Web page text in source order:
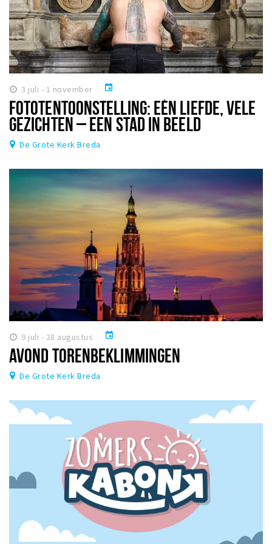
3 juli - 1 november event
FOTOTENTOONSTELLING: EÉN LIEFDE, VELE
GEZICHTEN – EEN STAD IN BEELD
De Grote Kerk Breda
9 juli - 28 augustus event
AVOND TORENBEKLIMMINGEN
De Grote Kerk Breda